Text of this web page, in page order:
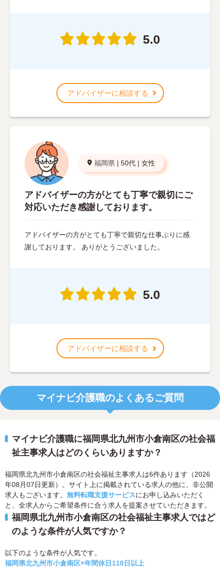
5.0
アドバイザーに相談する
福岡県 | 50代 | 女性
アドバイザーの方がとても丁寧で親切にご
対応いただき感謝しております。
アドバイザーの方がとても丁寧で親切な仕事ぶりに感
謝しております。 ありがとうございました。
5.0
アドバイザーに相談する
マイナビ介護職のよくあるご質問
マイナビ介護職に福岡県北九州市小倉南区の社会福
祉主事求人はどのくらいありますか？
福岡県北九州市小倉南区の社会福祉主事求人は6件あります（2026
年08月07日更新）。サイト上に掲載されている求人の他に、非公開
求人もございます。 無料転職支援サービスにお申し込みいただく
と、全求人からご希望条件に合う求人を提案させていただきます。
福岡県北九州市小倉南区の社会福祉主事求人ではど
のような条件が人気ですか？
以下のような条件が人気です。
福岡県北九州市小倉南区×年間休日110日以上